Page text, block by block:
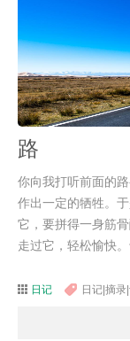
路
你向我打听前面的
作出一定的牺牲。
它，要拼得一身筋
走过它，轻松愉快。
日记 日记|摘录